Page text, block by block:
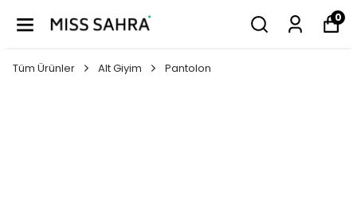
0
Tüm Ürünler Alt Giyim Pantolon